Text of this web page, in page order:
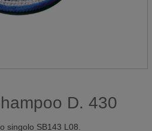
D. 430
singolo SB143 L08.